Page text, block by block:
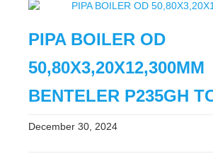
PIPA BOILER OD
50,80X3,20X12,300MM
BENTELER P235GH
December 30, 2024